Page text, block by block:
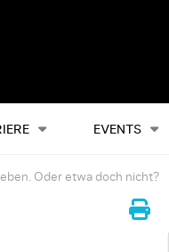
EVENTS
Alles Events
Oder etwa doch nicht?